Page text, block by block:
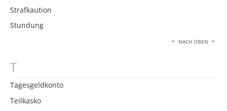
Strafkaution
Stundung
NACH OBEN
T
Tagesgeldkonto
Teilkasko